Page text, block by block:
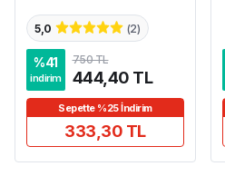
5,0 (2)
%41
indirim
750 TL
444,40 TL
Sepette %25 İndirim
333,30 TL